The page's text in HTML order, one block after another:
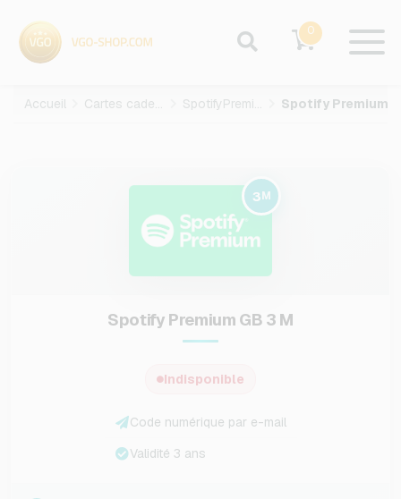
0
Accueil Cartes cadeaux SpotifyPremium
3M
Spotify Premium GB 3 M
Indisponible
Code numérique par e-mail
Validité 3 ans